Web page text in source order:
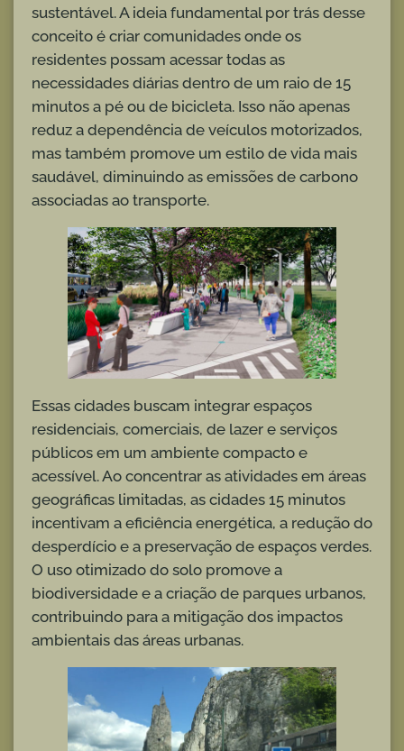
sustentável. A ideia fundamental por trás desse
conceito é criar comunidades onde os
residentes possam acessar todas as
necessidades diárias dentro de um raio de 15
minutos a pé ou de bicicleta. Isso não apenas
reduz a dependência de veículos motorizados,
mas também promove um estilo de vida mais
saudável, diminuindo as emissões de carbono
associadas ao transporte.
Essas cidades buscam integrar espaços
residenciais, comerciais, de lazer e serviços
públicos em um ambiente compacto e
acessível. Ao concentrar as atividades em áreas
geográficas limitadas, as cidades 15 minutos
incentivam a eficiência energética, a redução do
desperdício e a preservação de espaços verdes.
O uso otimizado do solo promove a
biodiversidade e a criação de parques urbanos,
contribuindo para a mitigação dos impactos
ambientais das áreas urbanas.